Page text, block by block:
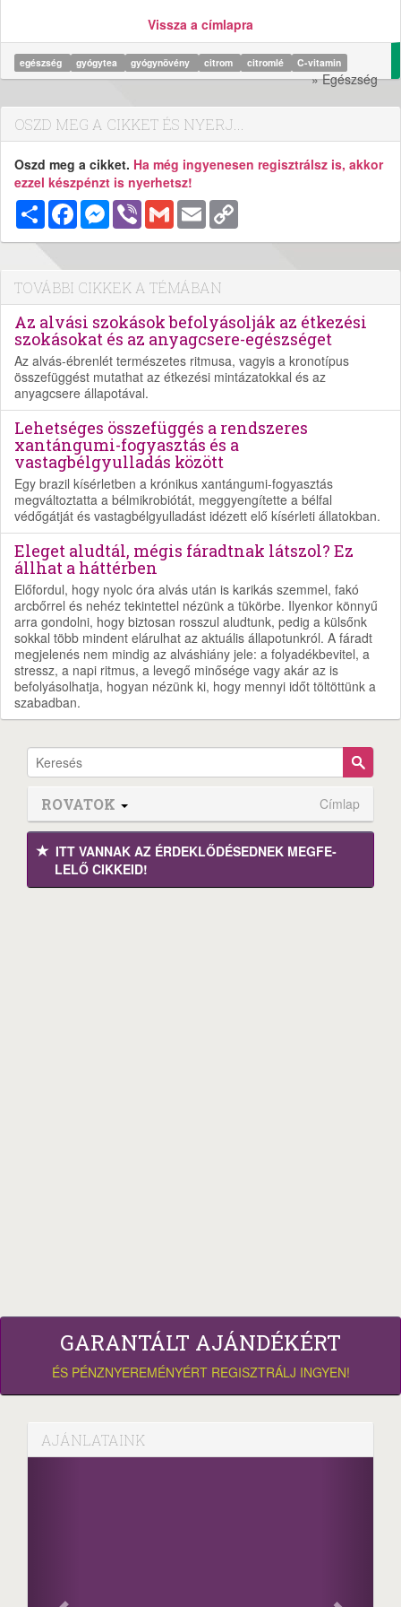
Vissza a címlapra
egészség gyógytea gyógynövény citrom citromlé C-vitamin
» Egészség
OSZD MEG A CIKKET ÉS NYERJ...
Oszd meg a cikket. Ha még ingyenesen regisztrálsz is, akkor
ezzel készpénzt is nyerhetsz!
MegosztásFacebookMessenger
Viber Gmail Email
TOVÁBBI CIKKEK A TÉMÁBAN
Az alvási szokások befolyásolják az étkezési
szokásokat és az anyagcsere-egészséget
Az alvás-ébrenlét természetes ritmusa, vagyis a kronotípus
összefüggést mutathat az étkezési mintázatokkal és az
anyagcsere állapotával.
Lehetséges összefüggés a rendszeres
xantángumi-fogyasztás és a
vastagbélgyulladás között
Egy brazil kísérletben a krónikus xantángumi-fogyasztás
megváltoztatta a bélmikrobiótát, meggyengítette a bélfal
védőgátját és vastagbélgyulladást idézett elő kísérleti állatokban.
Eleget aludtál, mégis fáradtnak látszol? Ez
állhat a háttérben
Előfordul, hogy nyolc óra alvás után is karikás szemmel, fakó
arcbőrrel és nehéz tekintettel nézünk a tükörbe. Ilyenkor könnyű
arra gondolni, hogy biztosan rosszul aludtunk, pedig a külsőnk
sokkal több mindent elárulhat az aktuális állapotunkról. A fáradt
megjelenés nem mindig az alváshiány jele: a folyadékbevitel, a
stressz, a napi ritmus, a levegő minősége vagy akár az is
befolyásolhatja, hogyan nézünk ki, hogy mennyi időt töltöttünk a
szabadban.
ROVATOK Címlap
ITT VANNAK AZ ÉRDEK­LŐDÉ­SEDNEK MEGFE­
LELŐ CIKKEID!
GARANTÁLT AJÁNDÉKÉRT
ÉS PÉNZNYEREMÉNYÉRT REGISZTRÁLJ INGYEN!
AJÁNLATAINK